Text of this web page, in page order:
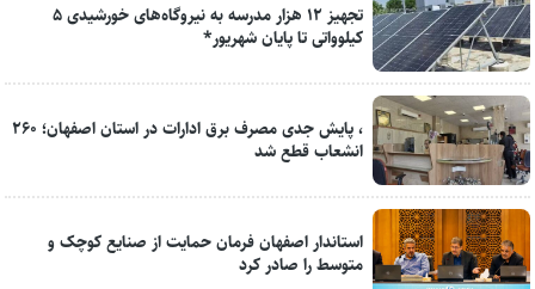
تجهیز ۱۲ هزار مدرسه به نیروگاه‌های خورشیدی ۵
کیلوواتی تا پایان شهریور*
، پایش جدی مصرف برق ادارات در استان اصفهان؛ ۲۶۰
انشعاب قطع شد
استاندار اصفهان فرمان حمایت از صنایع کوچک و
متوسط را صادر کرد